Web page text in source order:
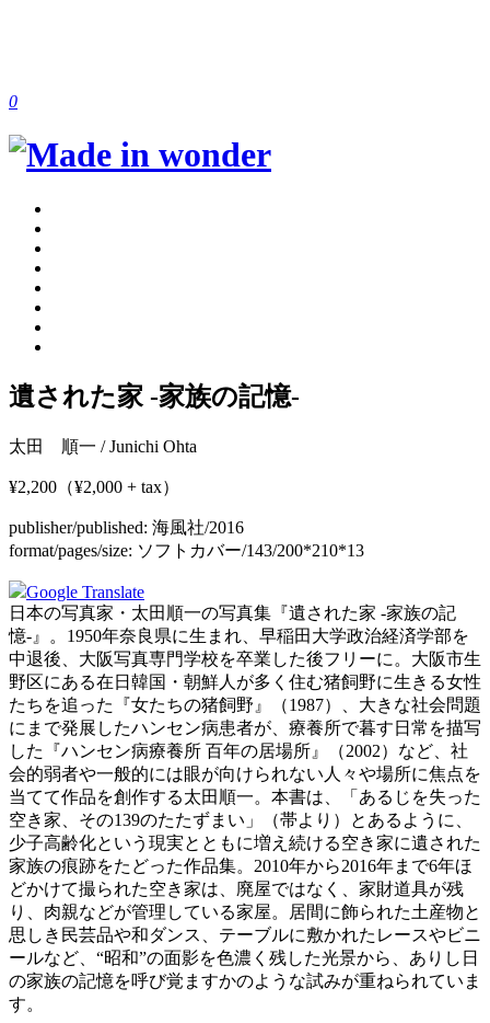
0
遺された家 -家族の記憶-
太田 順一 / Junichi Ohta
¥2,200（¥2,000 + tax）
publisher/published: 海風社/2016
format/pages/size: ソフトカバー/143/200*210*13
Google Translate
日本の写真家・太田順一の写真集『遺された家 -家族の記
憶-』。1950年奈良県に生まれ、早稲田大学政治経済学部を
中退後、大阪写真専門学校を卒業した後フリーに。大阪市生
野区にある在日韓国・朝鮮人が多く住む猪飼野に生きる女性
たちを追った『女たちの猪飼野』（1987）、大きな社会問題
にまで発展したハンセン病患者が、療養所で暮す日常を描写
した『ハンセン病療養所 百年の居場所』（2002）など、社
会的弱者や一般的には眼が向けられない人々や場所に焦点を
当てて作品を創作する太田順一。本書は、「あるじを失った
空き家、その139のたたずまい」（帯より）とあるように、
少子高齢化という現実とともに増え続ける空き家に遺された
家族の痕跡をたどった作品集。2010年から2016年まで6年ほ
どかけて撮られた空き家は、廃屋ではなく、家財道具が残
り、肉親などが管理している家屋。居間に飾られた土産物と
思しき民芸品や和ダンス、テーブルに敷かれたレースやビニ
ールなど、“昭和”の面影を色濃く残した光景から、ありし日
の家族の記憶を呼び覚ますかのような試みが重ねられていま
す。